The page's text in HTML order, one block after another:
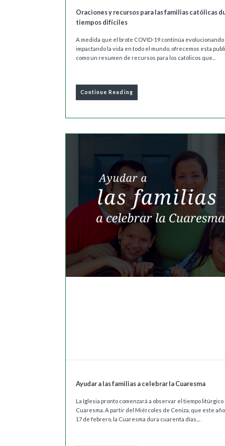
Oraciones y recursos para las familias católicas
tiempos difíciles
A medida que el brote COVID-19 continúa evolucionando
impactando la vida en todo el mundo, ofrecemos esta
como un resumen de recursos para los católicos que...
Continue Reading
Ayudar a las familias a celebrar la Cuaresma
La Iglesia pronto comenzará a observar el tiempo litúrgico
Cuaresma. A partir del Miércoles de Ceniza, que este
17 de febrero, la Cuaresma dura cuarenta días....